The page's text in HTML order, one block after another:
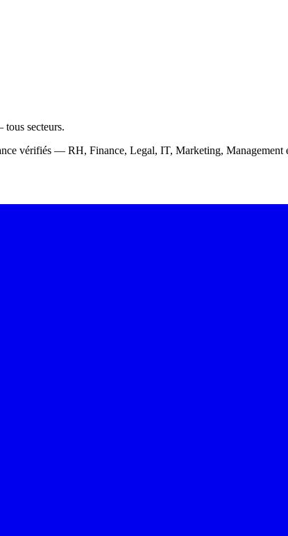
secteurs.
vérifiés — RH, Finance, Legal, IT, Marketing,